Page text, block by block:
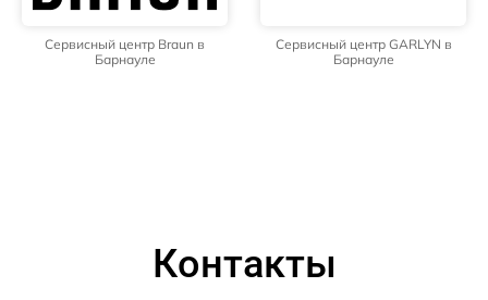
Сервисный центр Braun в
Барнауле
Сервисный центр GARLYN в
Барнауле
Контакты